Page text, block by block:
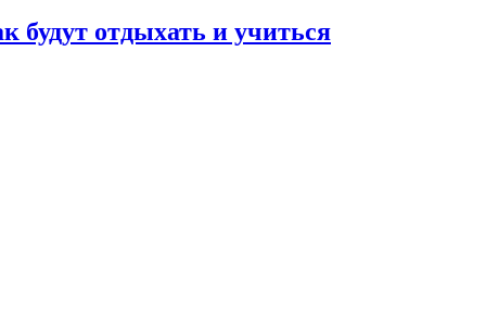
будут отдыхать и учиться